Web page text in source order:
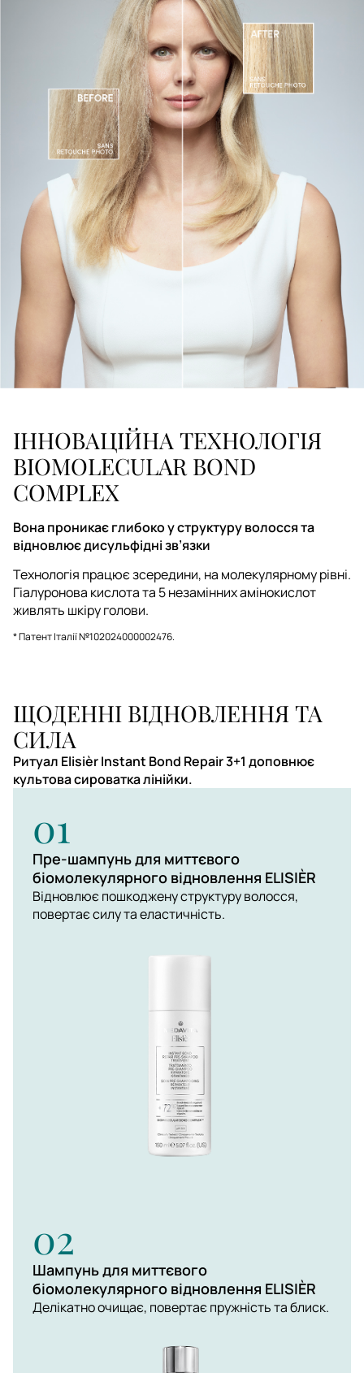
ІННОВАЦІЙНА ТЕХНОЛОГІЯ
BIOMOLECULAR BOND
COMPLEX
Вона проникає глибоко у структуру волосся та
відновлює дисульфідні зв’язки
Технологія працює зсередини, на молекулярному рівні.
Гіалуронова кислота та 5 незамінних амінокислот
живлять шкіру голови.
* Патент Італії №102024000002476.
ЩОДЕННІ ВІДНОВЛЕННЯ ТА
СИЛА
Ритуал Elisièr Instant Bond Repair 3+1 доповнює
культова сироватка лінійки.
01
Пре-шампунь для миттєвого
біомолекулярного відновлення ELISIÈR
Відновлює пошкоджену структуру волосся,
повертає силу та еластичність.
02
Шампунь для миттєвого
біомолекулярного відновлення ELISIÈR
Делікатно очищає, повертає пружність та блиск.